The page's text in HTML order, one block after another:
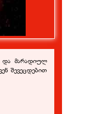
და მარადიულ
შევეცდებით